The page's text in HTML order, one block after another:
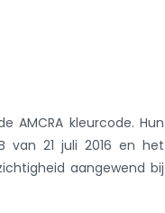
AMCRA kleurcode. Hun
van 21 juli 2016 en het
aangewend bij